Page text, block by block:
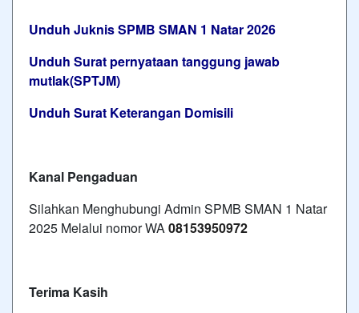
Unduh Juknis SPMB SMAN 1 Natar 2026
Unduh Surat pernyataan tanggung jawab
mutlak(SPTJM)
Unduh Surat Keterangan Domisili
Kanal Pengaduan
Silahkan Menghubungi Admin SPMB SMAN 1 Natar
2025 Melalui nomor WA08153950972
Terima Kasih